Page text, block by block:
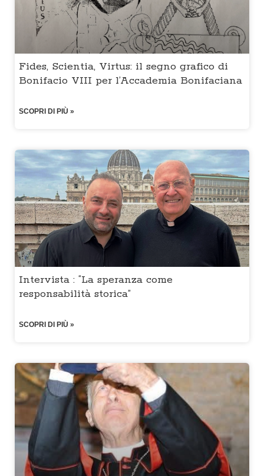
Fides, Scientia, Virtus: il segno grafico di
Bonifacio VIII per l’Accademia Bonifaciana
SCOPRI DI PIÙ »
Intervista : “La speranza come
responsabilità storica”
SCOPRI DI PIÙ »